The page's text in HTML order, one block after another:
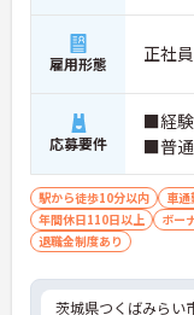
雇用形態 正社
応募要件
■経
■普通
駅から徒歩10分以内 車通
年間休日110日以上
ボー
退職金制度あり
茨城県つくばみらい